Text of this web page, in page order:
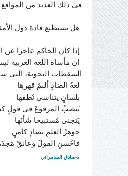
في ذلك العديد من
هل يستطيع قادة دول
إذا كان الحاكم عاجزا عن
إن مأساة اللغة
السقطات النحوية، التي
لغةُ الضادِ أليمٌ قهرها
بلسانٍ يتناسى نُطقها
يَنصبُ المرفوعَ في قولٍ
يَتجنى مُستبيحا شأنَها
جوهرُ العلمِ بضادٍ كامنٍ
فاحْسنِ القولَ وعانقْ
د-صادق السامرائي